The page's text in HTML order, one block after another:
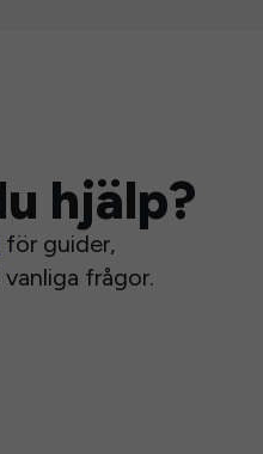
hjälp?
för guider,
frågor.